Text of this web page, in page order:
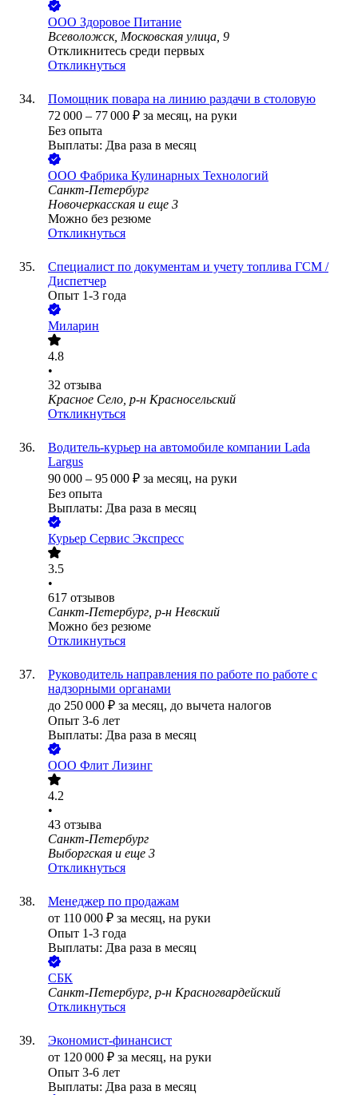
ООО Здоровое Питание
Всеволожск, Московская улица, 9
Откликнитесь среди первых
Откликнуться
Помощник повара на линию раздачи в столовую
72 000 – 77 000 ₽ за месяц, на руки
Без опыта
Выплаты: Два раза в месяц
ООО Фабрика Кулинарных Технологий
Санкт-Петербург
Новочеркасская и еще 3
Можно без резюме
Откликнуться
Специалист по документам и учету топлива ГСМ /
Диспетчер
Опыт 1-3 года
Миларин
4.8
•
32 отзыва
Красное Село, р-н Красносельский
Откликнуться
Водитель-курьер на автомобиле компании Lada
Largus
90 000 – 95 000 ₽ за месяц, на руки
Без опыта
Выплаты: Два раза в месяц
Курьер Сервис Экспресс
3.5
•
617 отзывов
Санкт-Петербург, р-н Невский
Можно без резюме
Откликнуться
Руководитель направления по работе по работе с
надзорными органами
до 250 000 ₽ за месяц, до вычета налогов
Опыт 3-6 лет
Выплаты: Два раза в месяц
ООО Флит Лизинг
4.2
•
43 отзыва
Санкт-Петербург
Выборгская и еще 3
Откликнуться
Менеджер по продажам
от 110 000 ₽ за месяц, на руки
Опыт 1-3 года
Выплаты: Два раза в месяц
СБК
Санкт-Петербург, р-н Красногвардейский
Откликнуться
Экономист-финансист
от 120 000 ₽ за месяц, на руки
Опыт 3-6 лет
Выплаты: Два раза в месяц